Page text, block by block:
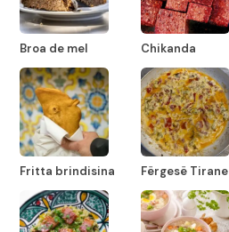
Broa de mel Chikanda
Fritta brindisina Fërgesë Tirane